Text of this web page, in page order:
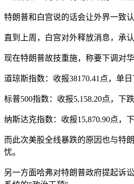
特朗普和白宫说的话会让外界一致
直到上周，白宫对外释放消息，承
现在特朗普故技重施，称要下调对
道琼斯指数：收报38170.41点，单
标普500指数：收报5,158.20点，下
纳斯达克指数：收报15,870.90点，
而此次美股全线暴跌的原因也与特
忧。
另一方面哈弗对特朗普政府提起诉